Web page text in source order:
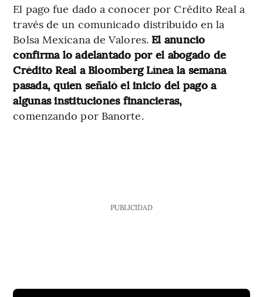
El pago fue dado a conocer por Crédito Real a
través de un comunicado distribuido en la
Bolsa Mexicana de Valores. El anuncio
confirma lo adelantado por el abogado de
Crédito Real a Bloomberg Línea la semana
pasada, quien señaló el inicio del pago a
algunas instituciones financieras,
comenzando por Banorte.
PUBLICIDAD